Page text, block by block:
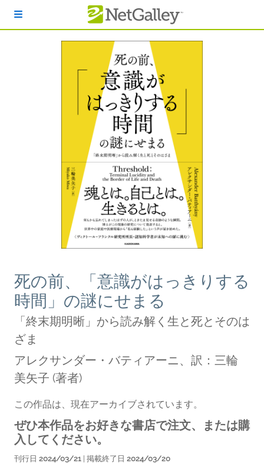
死の前、「意識がはっきりする
時間」の謎にせまる
「終末期明晰」から読み解く生と死とそのは
ざま
アレクサンダー・バティアーニ、訳：三輪
美矢子 (著者)
この作品は、現在アーカイブされています。
ぜひ本作品をお好きな書店で注文、または購
入してください。
刊行日 2024/03/21 | 掲載終了日 2024/03/20